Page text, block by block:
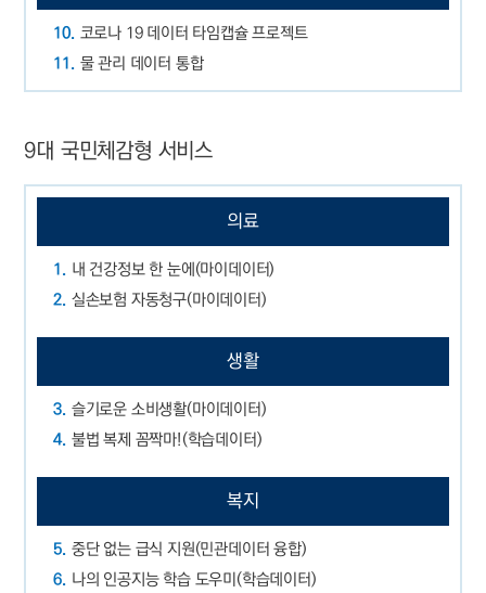
10. 코로나 19 데이터 타임캡슐 프로젝트
11. 물 관리 데이터 통합
9대 국민체감형 서비스
의료
1. 내 건강정보 한 눈에(마이데이터)
2. 실손보험 자동청구(마이데이터)
생활
3. 슬기로운 소비생활(마이데이터)
4. 불법 복제 꼼짝마!(학습데이터)
복지
5. 중단 없는 급식 지원(민관데이터 융합)
6. 나의 인공지능 학습 도우미(학습데이터)